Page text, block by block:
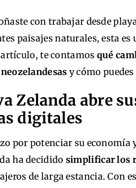
con trabajar desde
paisajes naturales, esta es
te contamos qué
y cómo
Zelanda abre
digitales
por potenciar su
ha decidido simplificar los
de larga estancia. Con